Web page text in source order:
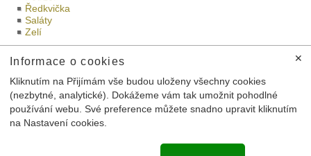
Ředkvička
Saláty
Zelí
Toto jsou internetové stránky společnosti Družstvo BRAMKO CZ
zapsané v obchodním rejstříku vedeném Městským soudem v
Informace o cookies
Kliknutím na Přijímám vše budou uloženy všechny cookies
(nezbytné, analytické). Dokážeme vám tak umožnit pohodlné
používání webu. Své preference můžete snadno upravit kliknutím
na Nastavení cookies.
✕